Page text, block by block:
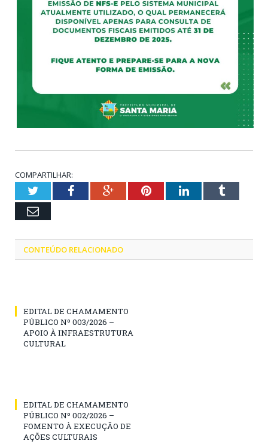
COMPARTILHAR:
TwitterFacebookGoogle+PinterestLinkedInTumblr
Email
CONTEÚDO RELACIONADO
EDITAL DE CHAMAMENTO
PÚBLICO Nº 003/2026 –
APOIO À INFRAESTRUTURA
CULTURAL
EDITAL DE CHAMAMENTO
PÚBLICO Nº 002/2026 –
FOMENTO À EXECUÇÃO DE
AÇÕES CULTURAIS